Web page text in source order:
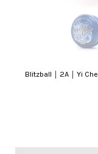
Blitzball｜2A｜Yi